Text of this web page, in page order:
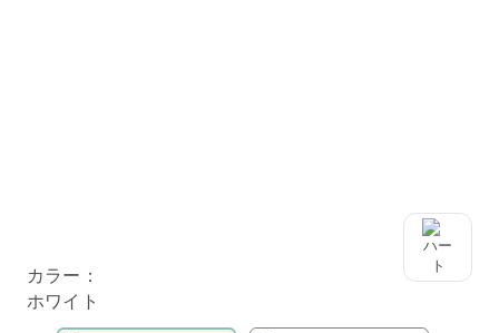
カラー：
ホワイト